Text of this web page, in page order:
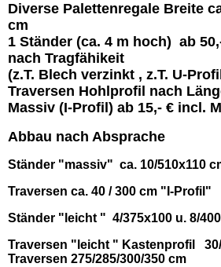
Diverse Palettenregale Breite
cm
1 Ständer (ca. 4 m hoch) ab
nach Tragfähikeit
(z.T. Blech verzinkt , z.T. U-
Traversen Hohlprofil nach
Massiv (I-Profil) ab 15,- € incl.
Abbau nach Absprache
Ständer "massiv" ca. 10/510x110
Traversen ca. 40 / 300 cm "I-Profil"
Ständer "leicht " 4/375x100 u. 8/
Traversen "leicht " Kastenprofil
Traversen 275/285/300/350 cm